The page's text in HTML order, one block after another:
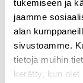
tukemiseen ja
jaamme
alan
sivustoamme.
tietoja muihin
kerätty, kun olet
Osastot:Muut
TUTUSTU